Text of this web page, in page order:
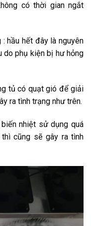
có thời gian ngắt
hầu hết đây là nguyên
do phụ kiện bị hư hỏng
tủ có quạt gió để giải
ra tình trạng như trên.
nhiệt sử dụng quá
cũng sẽ gây ra tình